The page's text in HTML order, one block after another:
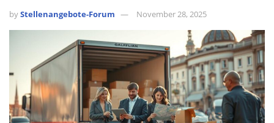
byStellenangebote-Forum November 28, 2025